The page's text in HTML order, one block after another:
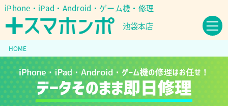
iPhone・iPad・Android・ゲーム機・修理
池袋本店
HOME